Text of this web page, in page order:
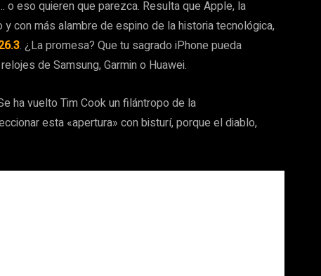
eso quieren que parezca. Resulta que Apple, la
con más alambre de espino de la historia tecnológica,
. ¿La promesa? Que tu sagrado iPhone pueda
de Samsung, Garmin o Huawei.
ha vuelto Tim Cook un filántropo de la
esta «apertura» con bisturí, porque el diablo,